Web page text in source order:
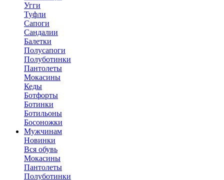
Угги
Туфли
Сапоги
Сандалии
Балетки
Полусапоги
Полуботинки
Пантолеты
Мокасины
Кеды
Ботфорты
Ботинки
Ботильоны
Босоножки
Мужчинам
Новинки
Вся обувь
Мокасины
Пантолеты
Полуботинки